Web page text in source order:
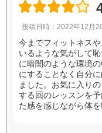
投稿日時：2022年12月
今までフィットネス
いるような気がして
に暗闇のような環境
にすることなく自分
ました。お気に入り
する回のレッスンを
た感を感じながら体を